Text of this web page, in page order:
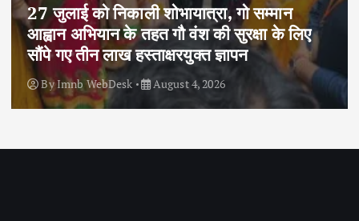
27 जुलाई को निकाली शोभायात्रा, गो सम्मान
आह्वान अभियान के तहत गौ वंश की सुरक्षा के लिए
सौंपे गए तीन लाख हस्ताक्षरयुक्त ज्ञापन
ByImnb WebDesk August 4, 2026